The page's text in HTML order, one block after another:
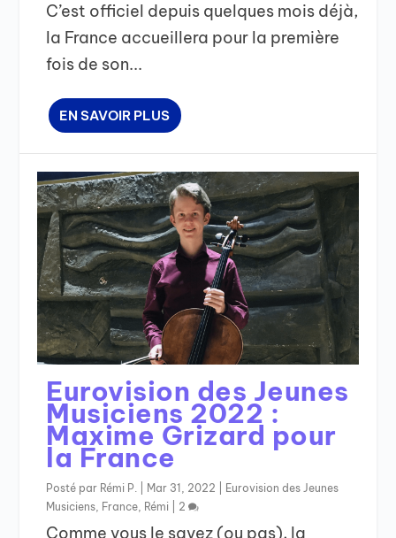
C’est officiel depuis quelques mois déjà,
la France accueillera pour la première
fois de son...
EN SAVOIR PLUS
Eurovision des Jeunes
Musiciens 2022 :
Maxime Grizard pour
la France
Posté par Rémi P. Mar 31, 2022
Eurovision des Jeunes
Musiciens, France, Rémi 2
Comme vous le savez (ou pas), la